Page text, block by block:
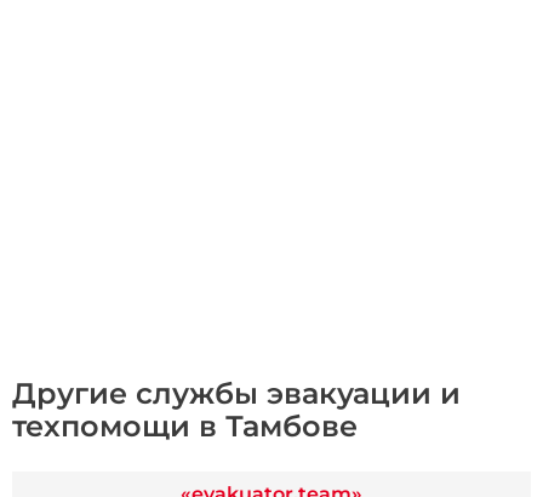
Другие службы эвакуации и
техпомощи в Тамбове